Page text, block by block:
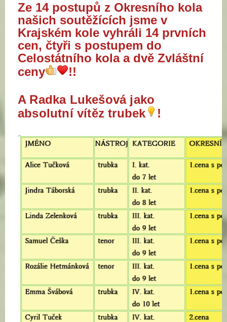
Ze 14 postupů z Okresního kola
našich soutěžících jsme v
Krajském kole vyhráli 14 prvních
cen, čtyři s postupem do
Celostátního kola a dvě Zvláštní
ceny
!!
A Radka Lukešová jako
absolutní vítěz trubek
!